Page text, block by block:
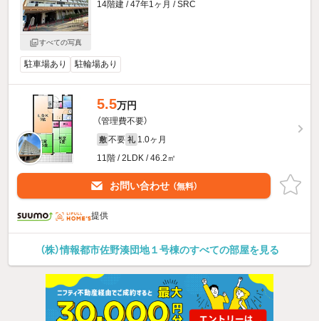
すべての写真
14階建 / 47年1ヶ月 / SRC
駐車場あり 駐輪場あり
5.5万円
（管理費不要）
敷 不要 礼 1.0ヶ月
11階 / 2LDK / 46.2㎡
お問い合わせ （無料）
提供
（株）情報都市佐野湊団地１号棟のすべての部屋を見る